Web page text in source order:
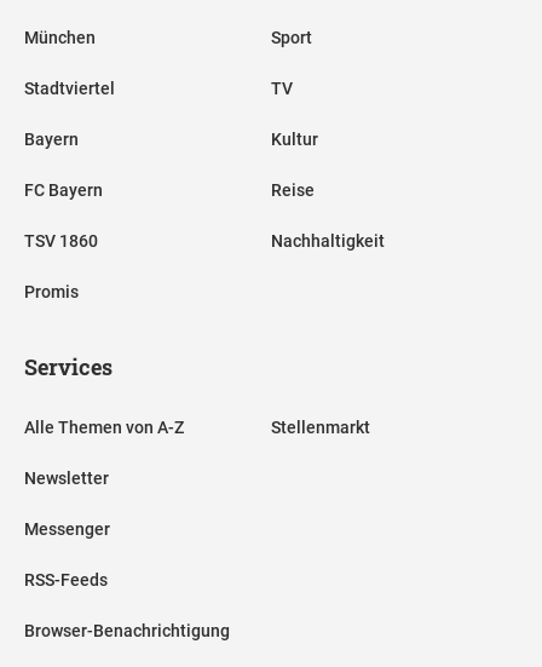
München
Stadtviertel
Bayern
FC Bayern
TSV 1860
Promis
Sport
TV
Kultur
Reise
Nachhaltigkeit
Services
Alle Themen von A-Z
Newsletter
Messenger
RSS-Feeds
Browser-Benachrichtigung
Stellenmarkt